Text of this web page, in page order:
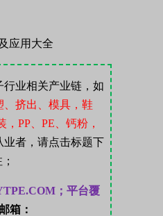
行业相关产业链，如
、挤出、模具，鞋
， PP PE 、钙粉，
业者，请点击标题下
； 平台覆
箱：